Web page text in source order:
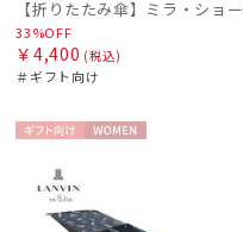
マフラー・ストール・ス
カラー
33%OFF
￥4,400 (税込)
＃ギフト向け